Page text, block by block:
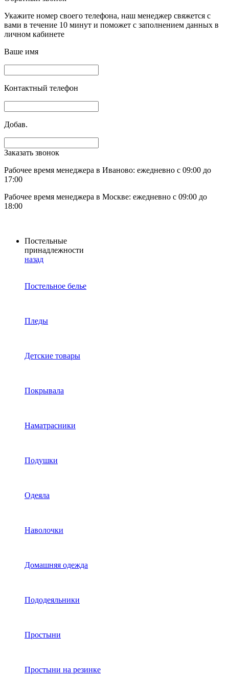
Укажите номер своего телефона, наш менеджер свяжется с
вами в течение 10 минут и поможет с заполнением данных в
личном кабинете
Ваше имя
Контактный телефон
Добав.
Заказать звонок
Рабочее время менеджера в Иваново: ежедневно с 09:00 до
17:00
Рабочее время менеджера в Москве: ежедневно с 09:00 до
18:00
Постельные
принадлежности
назад
Постельное белье
Пледы
Детские товары
Покрывала
Наматрасники
Подушки
Одеяла
Наволочки
Домашняя одежда
Пододеяльники
Простыни
Простыни на резинке